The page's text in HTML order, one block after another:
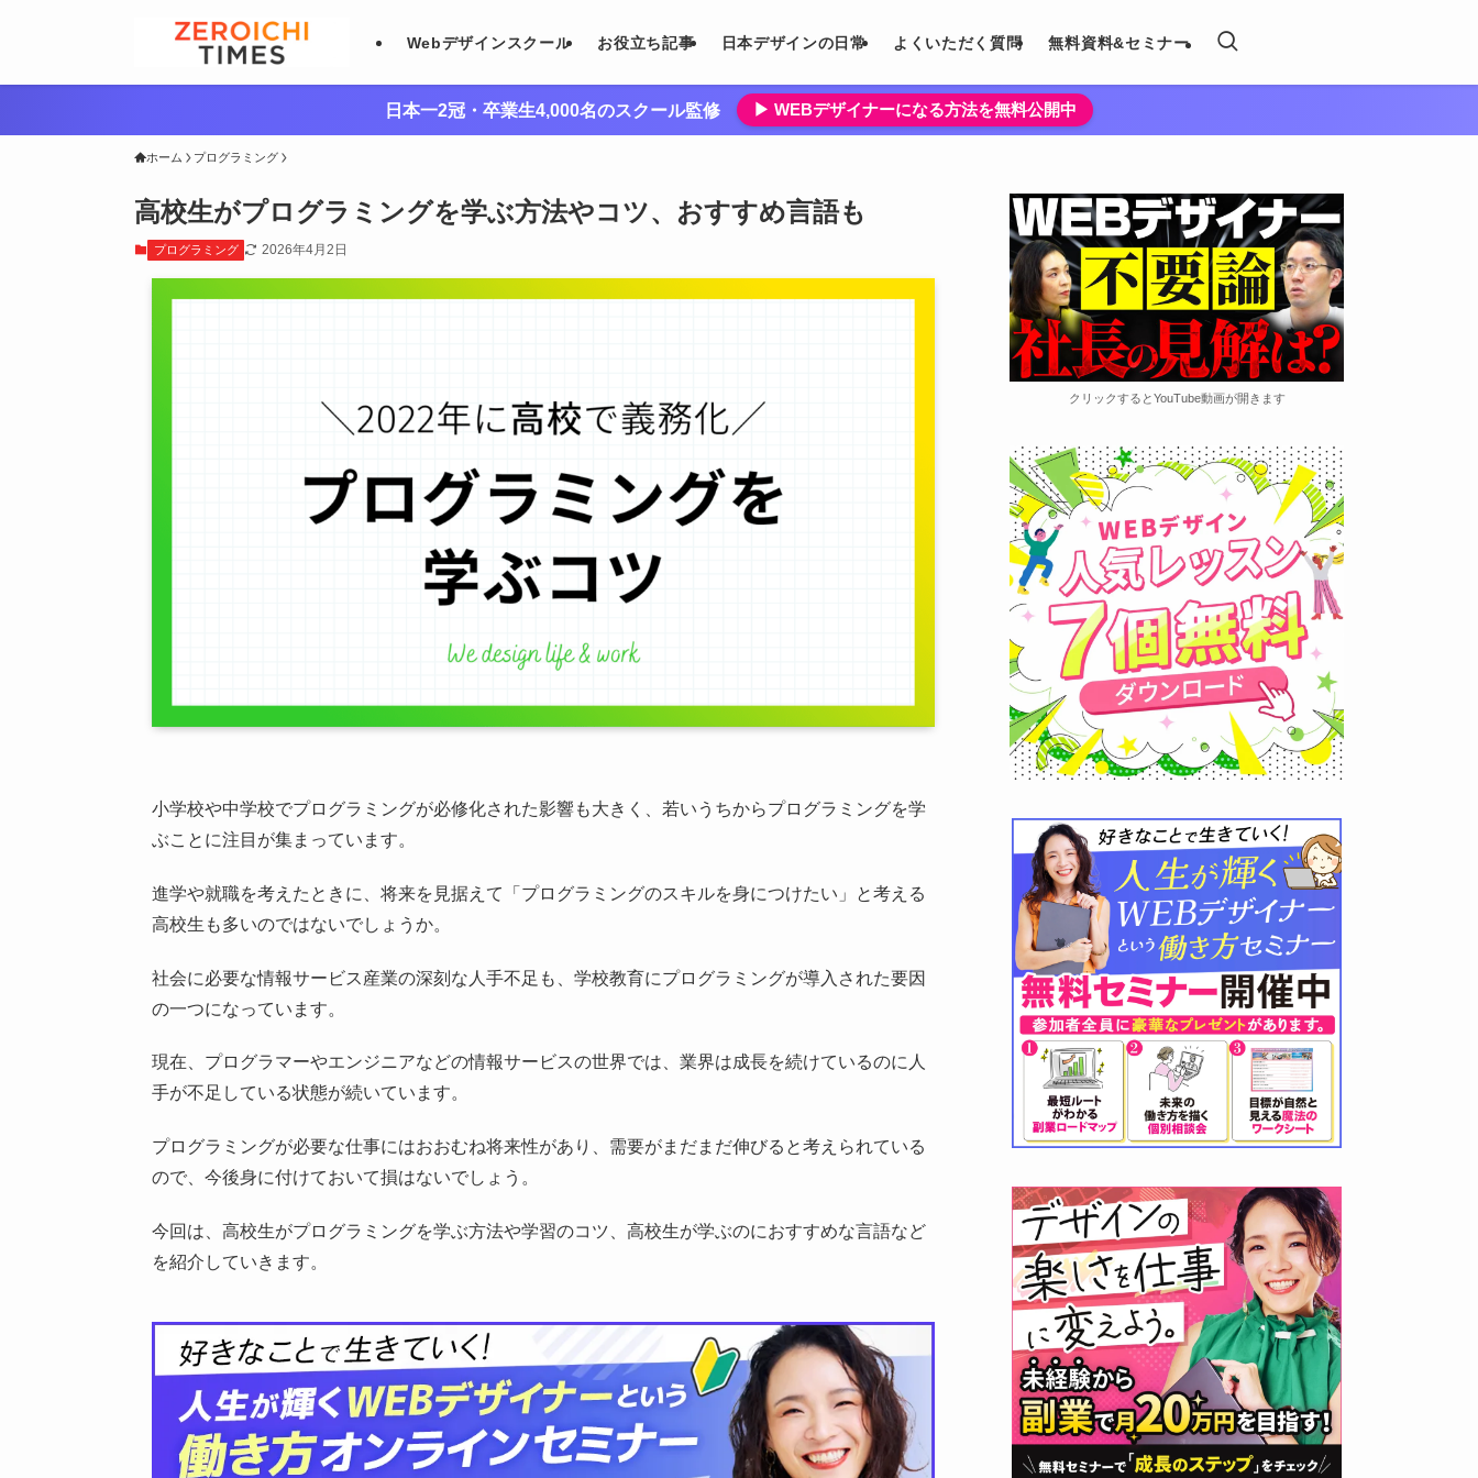
Webデザインスクール お役立ち記事 日本デザインの日常 よくいただく質問 無料資料&セミナー
日本一2冠・卒業生4,000名のスクール監修 ▶︎ WEBデザイナーになる方法を無料公開中
ホーム プログラミング
高校生がプログラミングを学ぶ方法やコツ、おすすめ言語も
プログラミング 2026年4月2日
小学校や中学校でプログラミングが必修化された影響も大きく、若いうちからプログラミングを学
ぶことに注目が集まっています。
進学や就職を考えたときに、将来を見据えて「プログラミングのスキルを身につけたい」と考える
高校生も多いのではないでしょうか。
社会に必要な情報サービス産業の深刻な人手不足も、学校教育にプログラミングが導入された要因
の一つになっています。
現在、プログラマーやエンジニアなどの情報サービスの世界では、業界は成長を続けているのに人
手が不足している状態が続いています。
プログラミングが必要な仕事にはおおむね将来性があり、需要がまだまだ伸びると考えられている
ので、今後身に付けておいて損はないでしょう。
今回は、高校生がプログラミングを学ぶ方法や学習のコツ、高校生が学ぶのにおすすめな言語など
を紹介していきます。
クリックするとYouTube動画が開きます